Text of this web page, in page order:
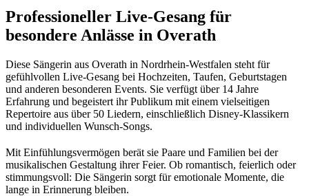
Professioneller Live-Gesang für
besondere Anlässe in Overath
Diese Sängerin aus Overath in Nordrhein-Westfalen steht für
gefühlvollen Live-Gesang bei Hochzeiten, Taufen, Geburtstagen
und anderen besonderen Events. Sie verfügt über 14 Jahre
Erfahrung und begeistert ihr Publikum mit einem vielseitigen
Repertoire aus über 50 Liedern, einschließlich Disney-Klassikern
und individuellen Wunsch-Songs.
Mit Einfühlungsvermögen berät sie Paare und Familien bei der
musikalischen Gestaltung ihrer Feier. Ob romantisch, feierlich oder
stimmungsvoll: Die Sängerin sorgt für emotionale Momente, die
lange in Erinnerung bleiben.